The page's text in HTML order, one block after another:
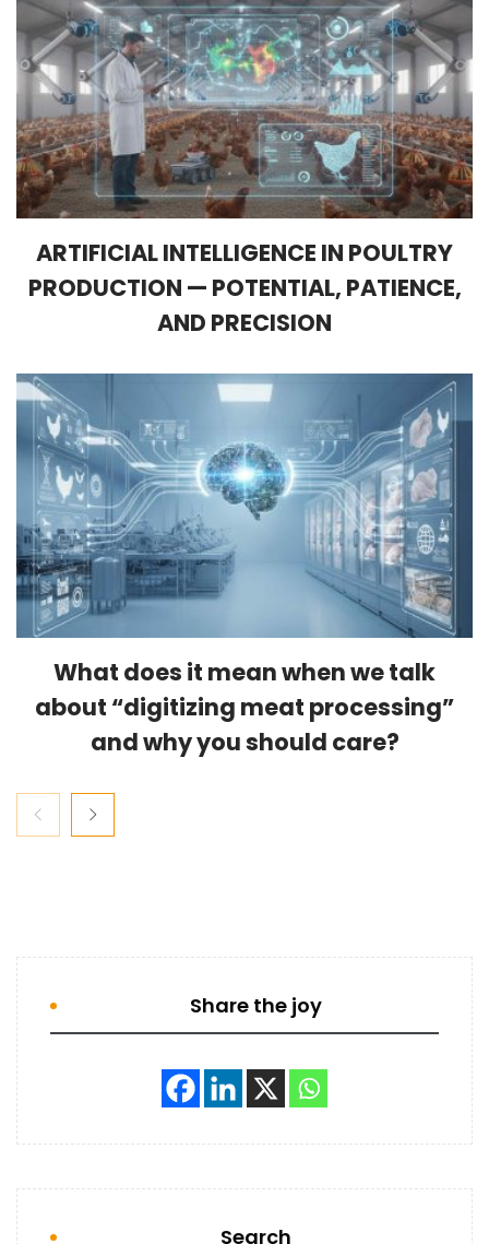
ARTIFICIAL INTELLIGENCE IN POULTRY
PRODUCTION — POTENTIAL, PATIENCE,
AND PRECISION
What does it mean when we talk
about “digitizing meat processing”
and why you should care?
Share the joy
Search